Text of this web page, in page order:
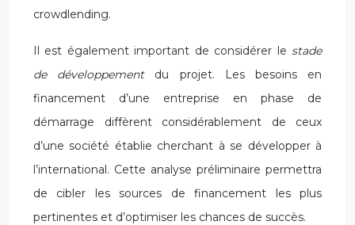
crowdlending.
Il est également important de considérer le stade
de développement du projet. Les besoins en
financement d’une entreprise en phase de
démarrage diffèrent considérablement de ceux
d’une société établie cherchant à se développer à
l’international. Cette analyse préliminaire permettra
de cibler les sources de financement les plus
pertinentes et d’optimiser les chances de succès.